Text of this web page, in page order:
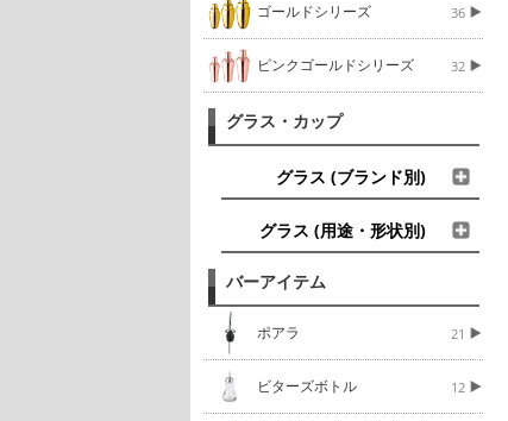
ゴールドシリーズ 36
ピンクゴールドシリーズ 32
グラス・カップ
グラス (ブランド別)
グラス (用途・形状別)
バーアイテム
ポアラ 21
ビターズボトル 12